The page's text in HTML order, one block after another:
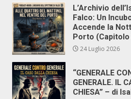
L’Archivio
Falco: Un
Accende la
Porto (Capitolo
24 Luglio 2026
“GENERALE
GENERALE. IL
CHIESA” – di